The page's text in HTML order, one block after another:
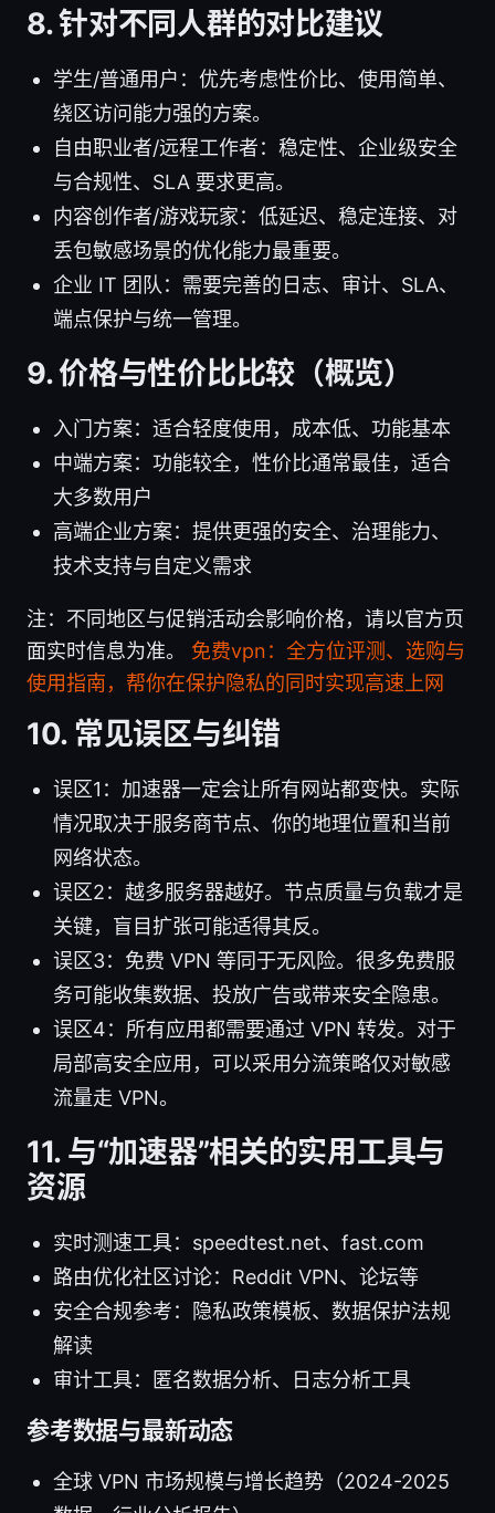
8. 针对不同人群的对比建议
学生/普通用户：优先考虑性价比、使用简单、
绕区访问能力强的方案。
自由职业者/远程工作者：稳定性、企业级安全
与合规性、SLA 要求更高。
内容创作者/游戏玩家：低延迟、稳定连接、对
丢包敏感场景的优化能力最重要。
企业 IT 团队：需要完善的日志、审计、SLA、
端点保护与统一管理。
9. 价格与性价比比较（概览）
入门方案：适合轻度使用，成本低、功能基本
中端方案：功能较全，性价比通常最佳，适合
大多数用户
高端企业方案：提供更强的安全、治理能力、
技术支持与自定义需求
注：不同地区与促销活动会影响价格，请以官方页
面实时信息为准。 免费vpn：全方位评测、选购与
使用指南，帮你在保护隐私的同时实现高速上网
10. 常见误区与纠错
误区1：加速器一定会让所有网站都变快。实际
情况取决于服务商节点、你的地理位置和当前
网络状态。
误区2：越多服务器越好。节点质量与负载才是
关键，盲目扩张可能适得其反。
误区3：免费 VPN 等同于无风险。很多免费服
务可能收集数据、投放广告或带来安全隐患。
误区4：所有应用都需要通过 VPN 转发。对于
局部高安全应用，可以采用分流策略仅对敏感
流量走 VPN。
11. 与“加速器”相关的实用工具与
资源
实时测速工具：speedtest.net、fast.com
路由优化社区讨论：Reddit VPN、论坛等
安全合规参考：隐私政策模板、数据保护法规
解读
审计工具：匿名数据分析、日志分析工具
参考数据与最新动态
全球 VPN 市场规模与增长趋势（2024-2025